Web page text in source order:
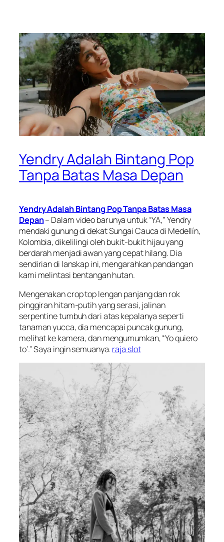
Yendry Adalah Bintang Pop
Tanpa Batas Masa Depan
Yendry Adalah Bintang Pop Tanpa Batas Masa
Depan– Dalam video barunya untuk “YA,” Yendry
mendaki gunung di dekat Sungai Cauca di Medellín,
Kolombia, dikelilingi oleh bukit-bukit hijau yang
berdarah menjadi awan yang cepat hilang. Dia
sendirian di lanskap ini, mengarahkan pandangan
kami melintasi bentangan hutan.
Mengenakan crop top lengan panjang dan rok
pinggiran hitam-putih yang serasi, jalinan
serpentine tumbuh dari atas kepalanya seperti
tanaman yucca, dia mencapai puncak gunung,
melihat ke kamera, dan mengumumkan, “Yo quiero
to’.” Saya ingin semuanya. raja slot